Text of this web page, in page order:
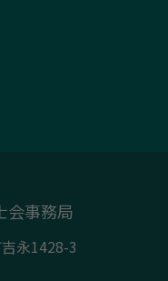
会事務局
永1428-3